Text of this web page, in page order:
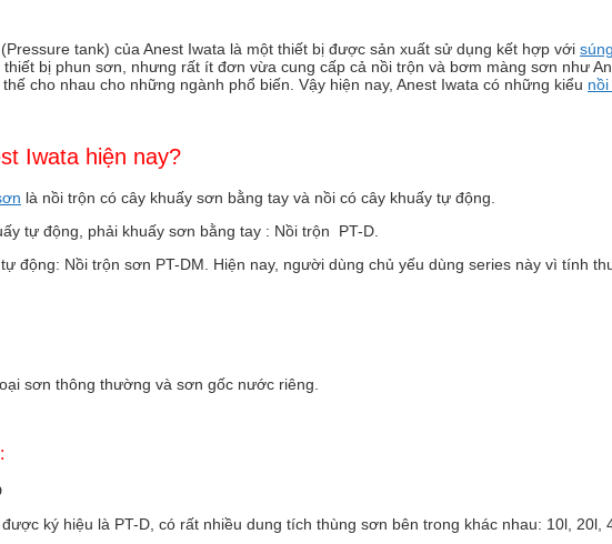
tank) của Anest Iwata là một thiết bị được sản xuất sử dụng kết hợp với
bị phun sơn, nhưng rất ít đơn vừa cung cấp cả nồi trộn và bơm màng sơn như
cho nhau cho những ngành phổ biến. Vậy hiện nay, Anest Iwata có những kiểu
Iwata hiện nay?
là nồi trộn có cây khuấy sơn bằng tay và nồi có cây khuấy tự động.
tự động, phải khuấy sơn bằng tay : Nồi trộn PT-D.
động: Nồi trộn sơn PT-DM. Hiện nay, người dùng chủ yếu dùng series này vì tính
sơn thông thường và sơn gốc nước riêng.
ký hiệu là PT-D, có rất nhiều dung tích thùng sơn bên trong khác nhau: 10l,